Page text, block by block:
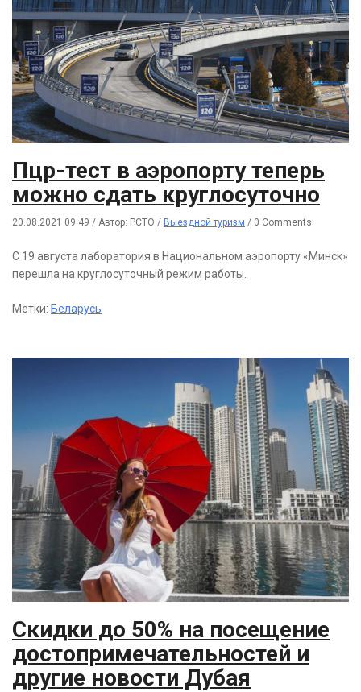
Пцр-тест в аэропорту теперь
можно сдать круглосуточно
20.08.2021 09:49 / Автор: РСТО / Выездной туризм / 0 Comments
С 19 августа лаборатория в Национальном аэропорту «Минск»
перешла на круглосуточный режим работы.
Метки: Беларусь
Скидки до 50% на посещение
достопримечательностей и
другие новости Дубая